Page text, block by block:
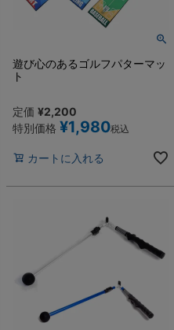
遊び心のあるゴルフパターマッ
ト
定価 ¥2,200
特別価格 ¥1,980税込
カートに入れる